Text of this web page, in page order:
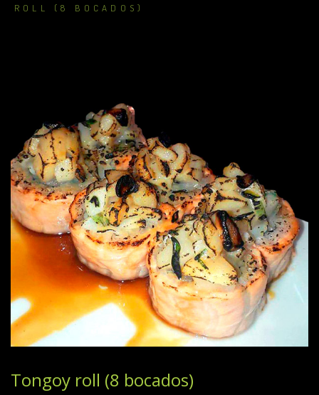
ROLL (8 BOCADOS)
Tongoy roll (8 bocados)